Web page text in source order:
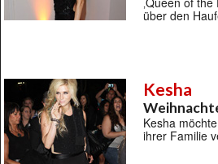
über den
Kesha
Kesha
ihrer Familie